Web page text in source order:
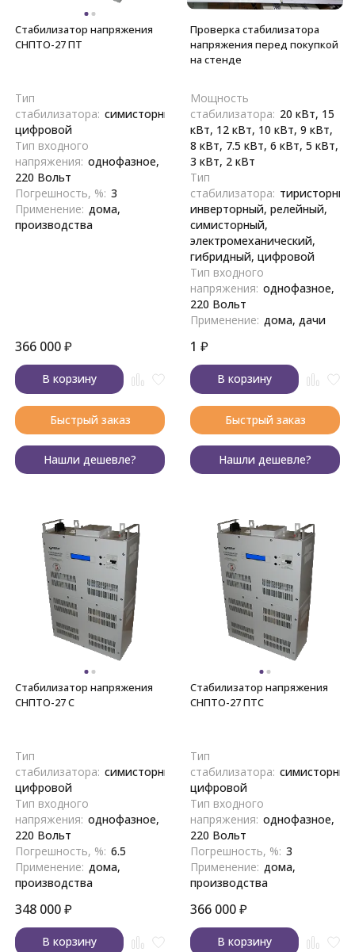
Стабилизатор напряжения
СНПТО-27 ПТ
Тип
стабилизатора: симисторный,
цифровой
Тип входного
напряжения: однофазное,
220 Вольт
Погрешность, %: 3
Применение: дома,
производства
366 000₽
В корзину
Быстрый заказ
Нашли дешевле?
Проверка стабилизатора
напряжения перед покупкой
на стенде
Мощность
стабилизатора: 20 кВт, 15
кВт, 12 кВт, 10 кВт, 9 кВт,
8 кВт, 7.5 кВт, 6 кВт, 5 кВт,
3 кВт, 2 кВт
Тип
стабилизатора:
инверторный, релейный,
симисторный,
электромеханический,
гибридный, цифровой
Тип входного
напряжения: однофазное,
220 Вольт
Применение: дома, дачи
1 ₽
В корзину
Быстрый заказ
Нашли дешевле?
Стабилизатор напряжения
СНПТО-27 С
Тип
стабилизатора: симисторный,
цифровой
Тип входного
напряжения: однофазное,
220 Вольт
Погрешность, %: 6.5
Применение: дома,
производства
348 000₽
В корзину
Стабилизатор напряжения
СНПТО-27 ПТС
Тип
стабилизатора:
цифровой
Тип входного
напряжения: однофазное,
220 Вольт
Погрешность, %: 3
Применение: дома,
производства
366 000₽
В корзину